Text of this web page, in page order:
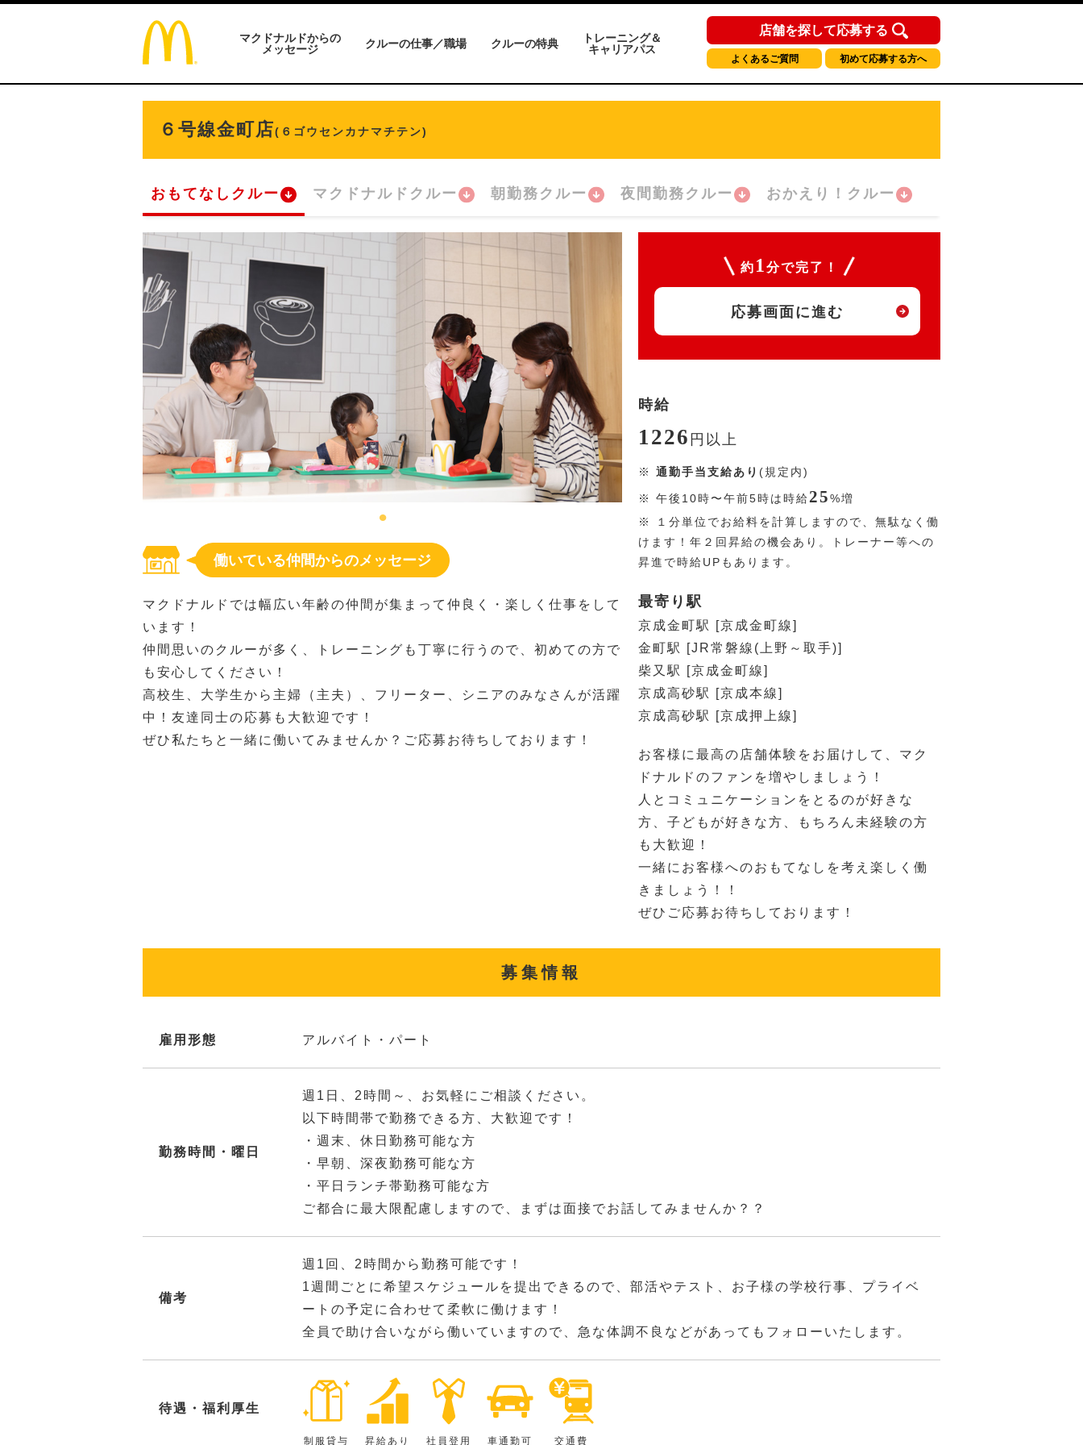
マクドナルドからの
メッセージ
クルーの仕事／職場 クルーの特典
トレーニング＆
キャリアパス
店舗を探して応募する
よくあるご質問 初めて応募する方へ
６号線金町店(６ゴウセンカナマチテン)
おもてなしクルー マクドナルドクルー 朝勤務クルー 夜間勤務クルー おかえり！クルー
働いている仲間からのメッセージ
マクドナルドでは幅広い年齢の仲間が集まって仲良く・楽しく仕事をして
います！
仲間思いのクルーが多く、トレーニングも丁寧に行うので、初めての方で
も安心してください！
高校生、大学生から主婦（主夫）、フリーター、シニアのみなさんが活躍
中！友達同士の応募も大歓迎です！
ぜひ私たちと一緒に働いてみませんか？ご応募お待ちしております！
約 1 分で完了！
応募画面に進む
時給
1226 円 以上
※ 通勤手当支給あり (規定内)
※ 午後10時〜午前5時は時給25%増
※
１分単位でお給料を計算しますので、無駄なく働
けます！年２回昇給の機会あり。トレーナー等への
昇進で時給UPもあります。
最寄り駅
京成金町駅 [京成金町線]
金町駅 [JR常磐線(上野～取手)]
柴又駅 [京成金町線]
京成高砂駅 [京成本線]
京成高砂駅 [京成押上線]
お客様に最高の店舗体験をお届けして、マク
ドナルドのファンを増やしましょう！
人とコミュニケーションをとるのが好きな
方、子どもが好きな方、もちろん未経験の方
も大歓迎！
一緒にお客様へのおもてなしを考え楽しく働
きましょう！！
ぜひご応募お待ちしております！
募集情報
雇用形態 アルバイト・パート
勤務時間・曜日
週1日、2時間～、お気軽にご相談ください。
以下時間帯で勤務できる方、大歓迎です！
・週末、休日勤務可能な方
・早朝、深夜勤務可能な方
・平日ランチ帯勤務可能な方
ご都合に最大限配慮しますので、まずは面接でお話してみませんか？？
備考
週1回、2時間から勤務可能です！
1週間ごとに希望スケジュールを提出できるので、部活やテスト、お子様の学校行事、プライベ
ートの予定に合わせて柔軟に働けます！
全員で助け合いながら働いていますので、急な体調不良などがあってもフォローいたします。
待遇・福利厚生
制服貸与 昇給あり 社員登用 車通勤可 交通費